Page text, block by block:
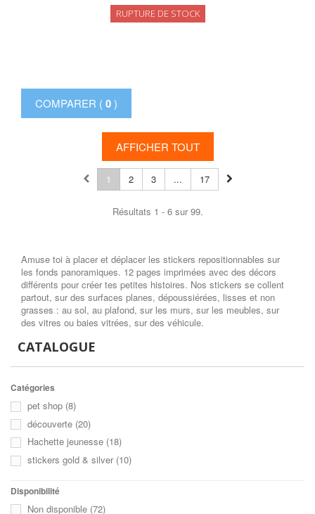
RUPTURE DE STOCK
COMPARER ( 0)
AFFICHER TOUT
1 2 3 ... 17
Résultats 1 - 6 sur 99.
Amuse toi à placer et déplacer les stickers repositionnables sur
les fonds panoramiques. 12 pages imprimées avec des décors
différents pour créer tes petites histoires. Nos stickers se collent
partout, sur des surfaces planes, dépoussiérées, lisses et non
grasses : au sol, au plafond, sur les murs, sur les meubles, sur
des vitres ou baies vitrées, sur des véhicule.
CATALOGUE
Catégories
pet shop (8)
découverte (20)
Hachette jeunesse (18)
stickers gold & silver (10)
Disponibilité
Non disponible (72)